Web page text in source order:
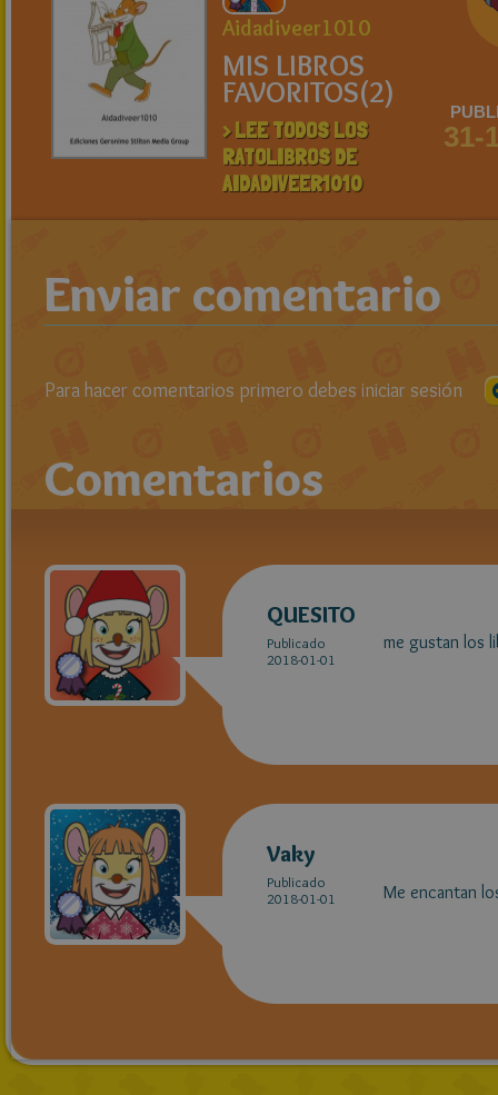
Aidadiveer1010
MIS LIBROS
FAVORITOS(2)
> LEE TODOS LOS
RATOLIBROS DE
AIDADIVEER1010
31-
Enviar comentario
Para hacer comentarios primero debes iniciar sesión
Comentarios
QUESITO
Publicado
2018-01-01
me gustan los
Vaky
Publicado
2018-01-01
Me encantan